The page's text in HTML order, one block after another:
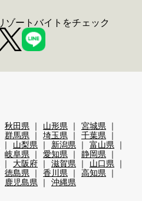
ゾートバイトをチェック
秋田県 山形県
宮城県
群馬県 埼玉県
千葉県
山梨県 新潟県
富山県
岐阜県 愛知県
静岡県
大阪府 滋賀県
山口県
徳島県 香川県
高知県
鹿児島県 沖縄県